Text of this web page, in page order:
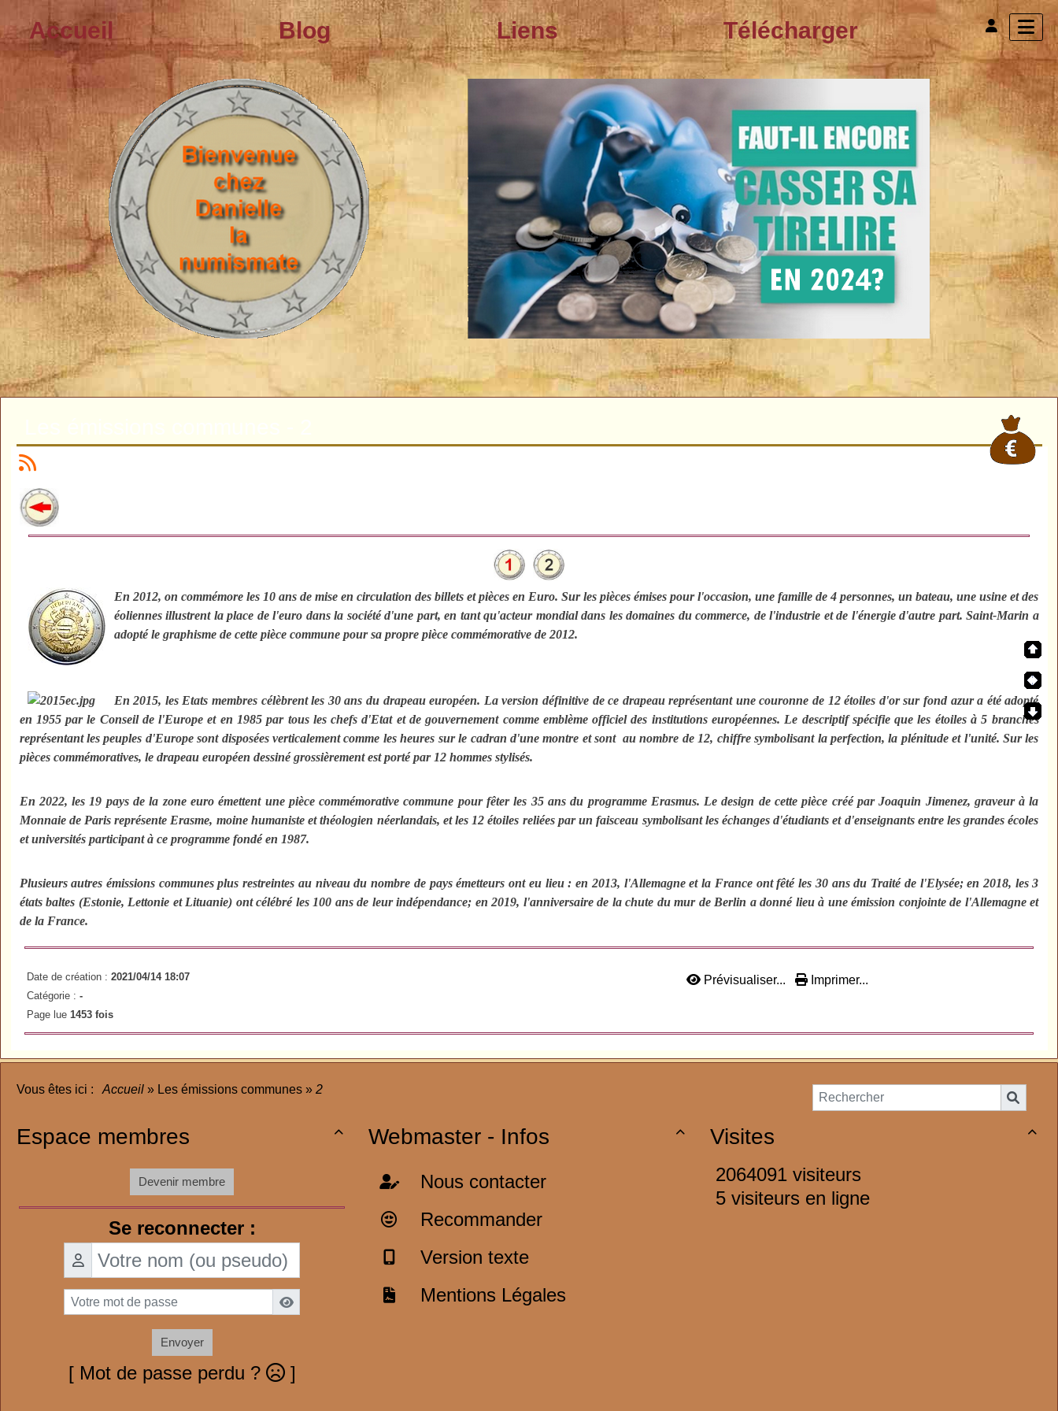
Accueil Blog Liens Télécharger
En 2012, on commémore les 10 ans de mise en circulation des billets et pièces en Euro. Sur les pièces émises pour l'occasion, une famille de 4 personnes, un bateau, une usine et des
éoliennes illustrent la place de l'euro dans la société d'une part, en tant qu'acteur mondial dans les domaines du commerce, de l'industrie et de l'énergie d'autre part. Saint-Marin a
adopté le graphisme de cette pièce commune pour sa propre pièce commémorative de 2012.
En 2015, les Etats membres célèbrent les 30 ans du drapeau européen. La version définitive de ce drapeau représentant une couronne de 12 étoiles d'or sur fond azur a été adopté
en 1955 par le Conseil de l'Europe et en 1985 par tous les chefs d'Etat et de gouvernement comme emblème officiel des institutions européennes. Le descriptif spécifie que les étoiles à 5 branches
représentant les peuples d'Europe sont disposées verticalement comme les heures sur le cadran d'une montre et sont au nombre de 12, chiffre symbolisant la perfection, la plénitude et l'unité. Sur les
pièces commémoratives, le drapeau européen dessiné grossièrement est porté par 12 hommes stylisés.
En 2022, les 19 pays de la zone euro émettent une pièce commémorative commune pour fêter les 35 ans du programme Erasmus. Le design de cette pièce créé par Joaquin Jimenez, graveur à la
Monnaie de Paris représente Erasme, moine humaniste et théologien néerlandais, et les 12 étoiles reliées par un faisceau symbolisant les échanges d'étudiants et d'enseignants entre les grandes écoles
et universités participant à ce programme fondé en 1987.
Plusieurs autres émissions communes plus restreintes au niveau du nombre de pays émetteurs ont eu lieu : en 2013, l'Allemagne et la France ont fêté les 30 ans du Traité de l'Elysée; en 2018, les 3
états baltes (Estonie, Lettonie et Lituanie) ont célébré les 100 ans de leur indépendance; en 2019, l'anniversaire de la chute du mur de Berlin a donné lieu à une émission conjointe de l'Allemagne et
de la France.
Date de création : 2021/04/14 18:07
Catégorie : -
Page lue 1453 fois
Prévisualiser... Imprimer...
Vous êtes ici : Accueil » Les émissions communes » 2

Espace membres
Devenir membre
Se reconnecter :
Envoyer
[ Mot de passe perdu ? ]

Webmaster - Infos
Nous contacter
Recommander
Version texte
Mentions Légales

Visites
2064091 visiteurs
5 visiteurs en ligne